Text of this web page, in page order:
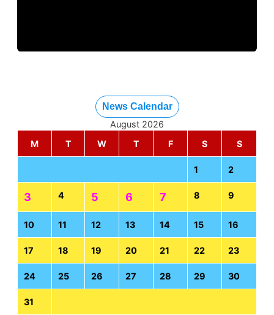
News Calendar
August 2026
M
T W T F S S
1 2
3 4 5 6 7 8 9
10 11 12 13 14 15 16
17 18 19 20 21 22 23
24 25 26 27 28 29 30
31